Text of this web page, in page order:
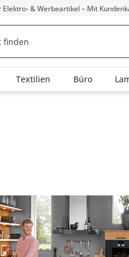
Elektro- & Werbeartikel – Mit
Textilien Büro